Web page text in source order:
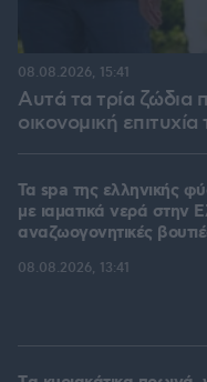
Αυτά τα τρία ζώδια
οικονομική
08.08.2026, 15:41
Τα spa της ελληνικής
με ιαματικά νερά στην
αναζωογονητικές
08.08.2026, 13:41